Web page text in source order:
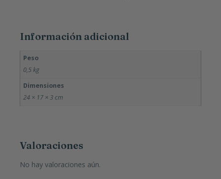
Información adicional
Peso
0,5 kg
Dimensiones
24 × 17 × 3 cm
Valoraciones
No hay valoraciones aún.